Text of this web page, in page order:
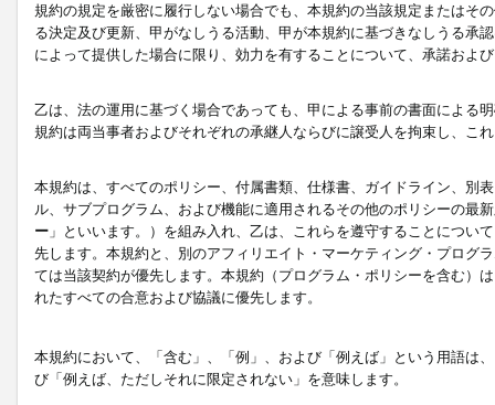
規約の規定を厳密に履行しない場合でも、本規約の当該規定またはそ
る決定及び更新、甲がなしうる活動、甲が本規約に基づきなしうる承
によって提供した場合に限り、効力を有することについて、承諾およ
乙は、法の運用に基づく場合であっても、甲による事前の書面による
規約は両当事者およびそれぞれの承継人ならびに譲受人を拘束し、こ
本規約は、すべてのポリシー、付属書類、仕様書、ガイドライン、別
ル、サブプログラム、および機能に適用されるその他のポリシーの最
ー 」といいます。）を組み入れ、乙は、これらを遵守することにつ
先します。本規約と、別のアフィリエイト・マーケティング・プログ
ては当該契約が優先します。本規約（プログラム・ポリシーを含む）
れたすべての合意および協議に優先します。
本規約において、「含む」、「例」、および「例えば」という用語は
び「例えば、ただしそれに限定されない」を意味します。